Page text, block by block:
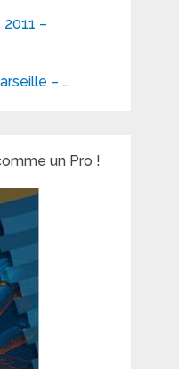
–
– …
un Pro !